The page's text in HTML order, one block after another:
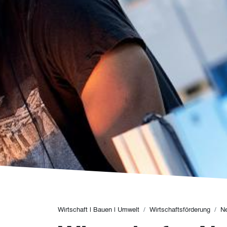
Pfadnavigation
Wirtschaft | Bauen | Umwelt Wirtschaftsförderung